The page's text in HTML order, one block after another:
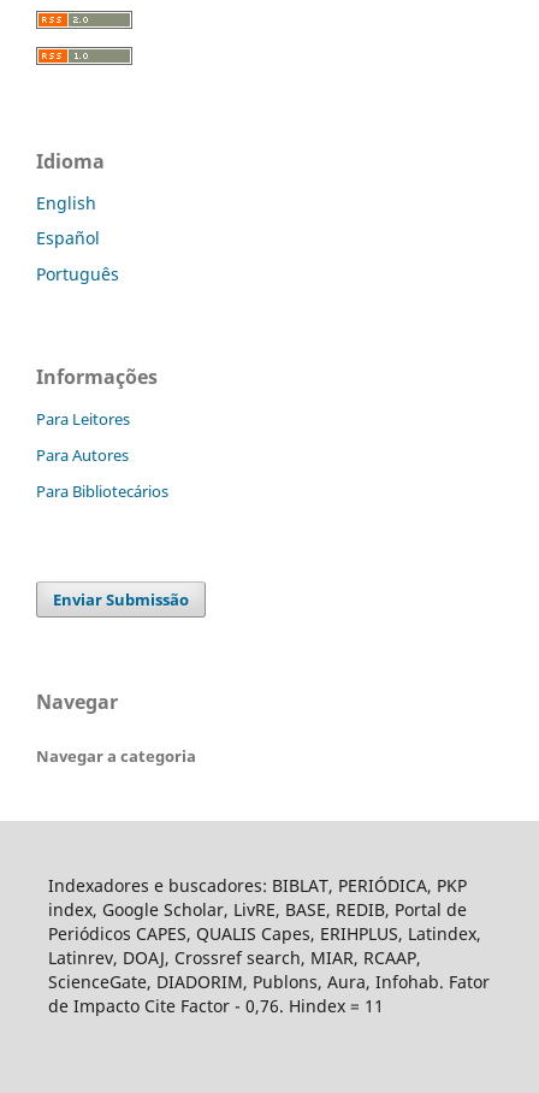
Idioma
English
Español
Português
Informações
Para Leitores
Para Autores
Para Bibliotecários
Enviar Submissão
Navegar
Navegar a categoria
Indexadores e buscadores: BIBLAT, PERIÓDICA, PKP
index, Google Scholar, LivRE, BASE, REDIB, Portal de
Periódicos CAPES, QUALIS Capes, ERIHPLUS, Latindex,
Latinrev, DOAJ, Crossref search, MIAR, RCAAP,
ScienceGate, DIADORIM, Publons, Aura, Infohab. Fator
de Impacto Cite Factor - 0,76. Hindex = 11